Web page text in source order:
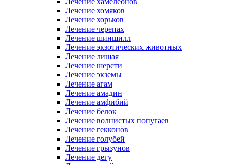
Лечение хомяков
Лечение хорьков
Лечение черепах
Лечение шиншилл
Лечение экзотических животных
Лечение лишая
Лечение шерсти
Лечение экземы
Лечение агам
Лечение амадин
Лечение амфибий
Лечение белок
Лечение волнистых попугаев
Лечение гекконов
Лечение голубей
Лечение грызунов
Лечение дегу